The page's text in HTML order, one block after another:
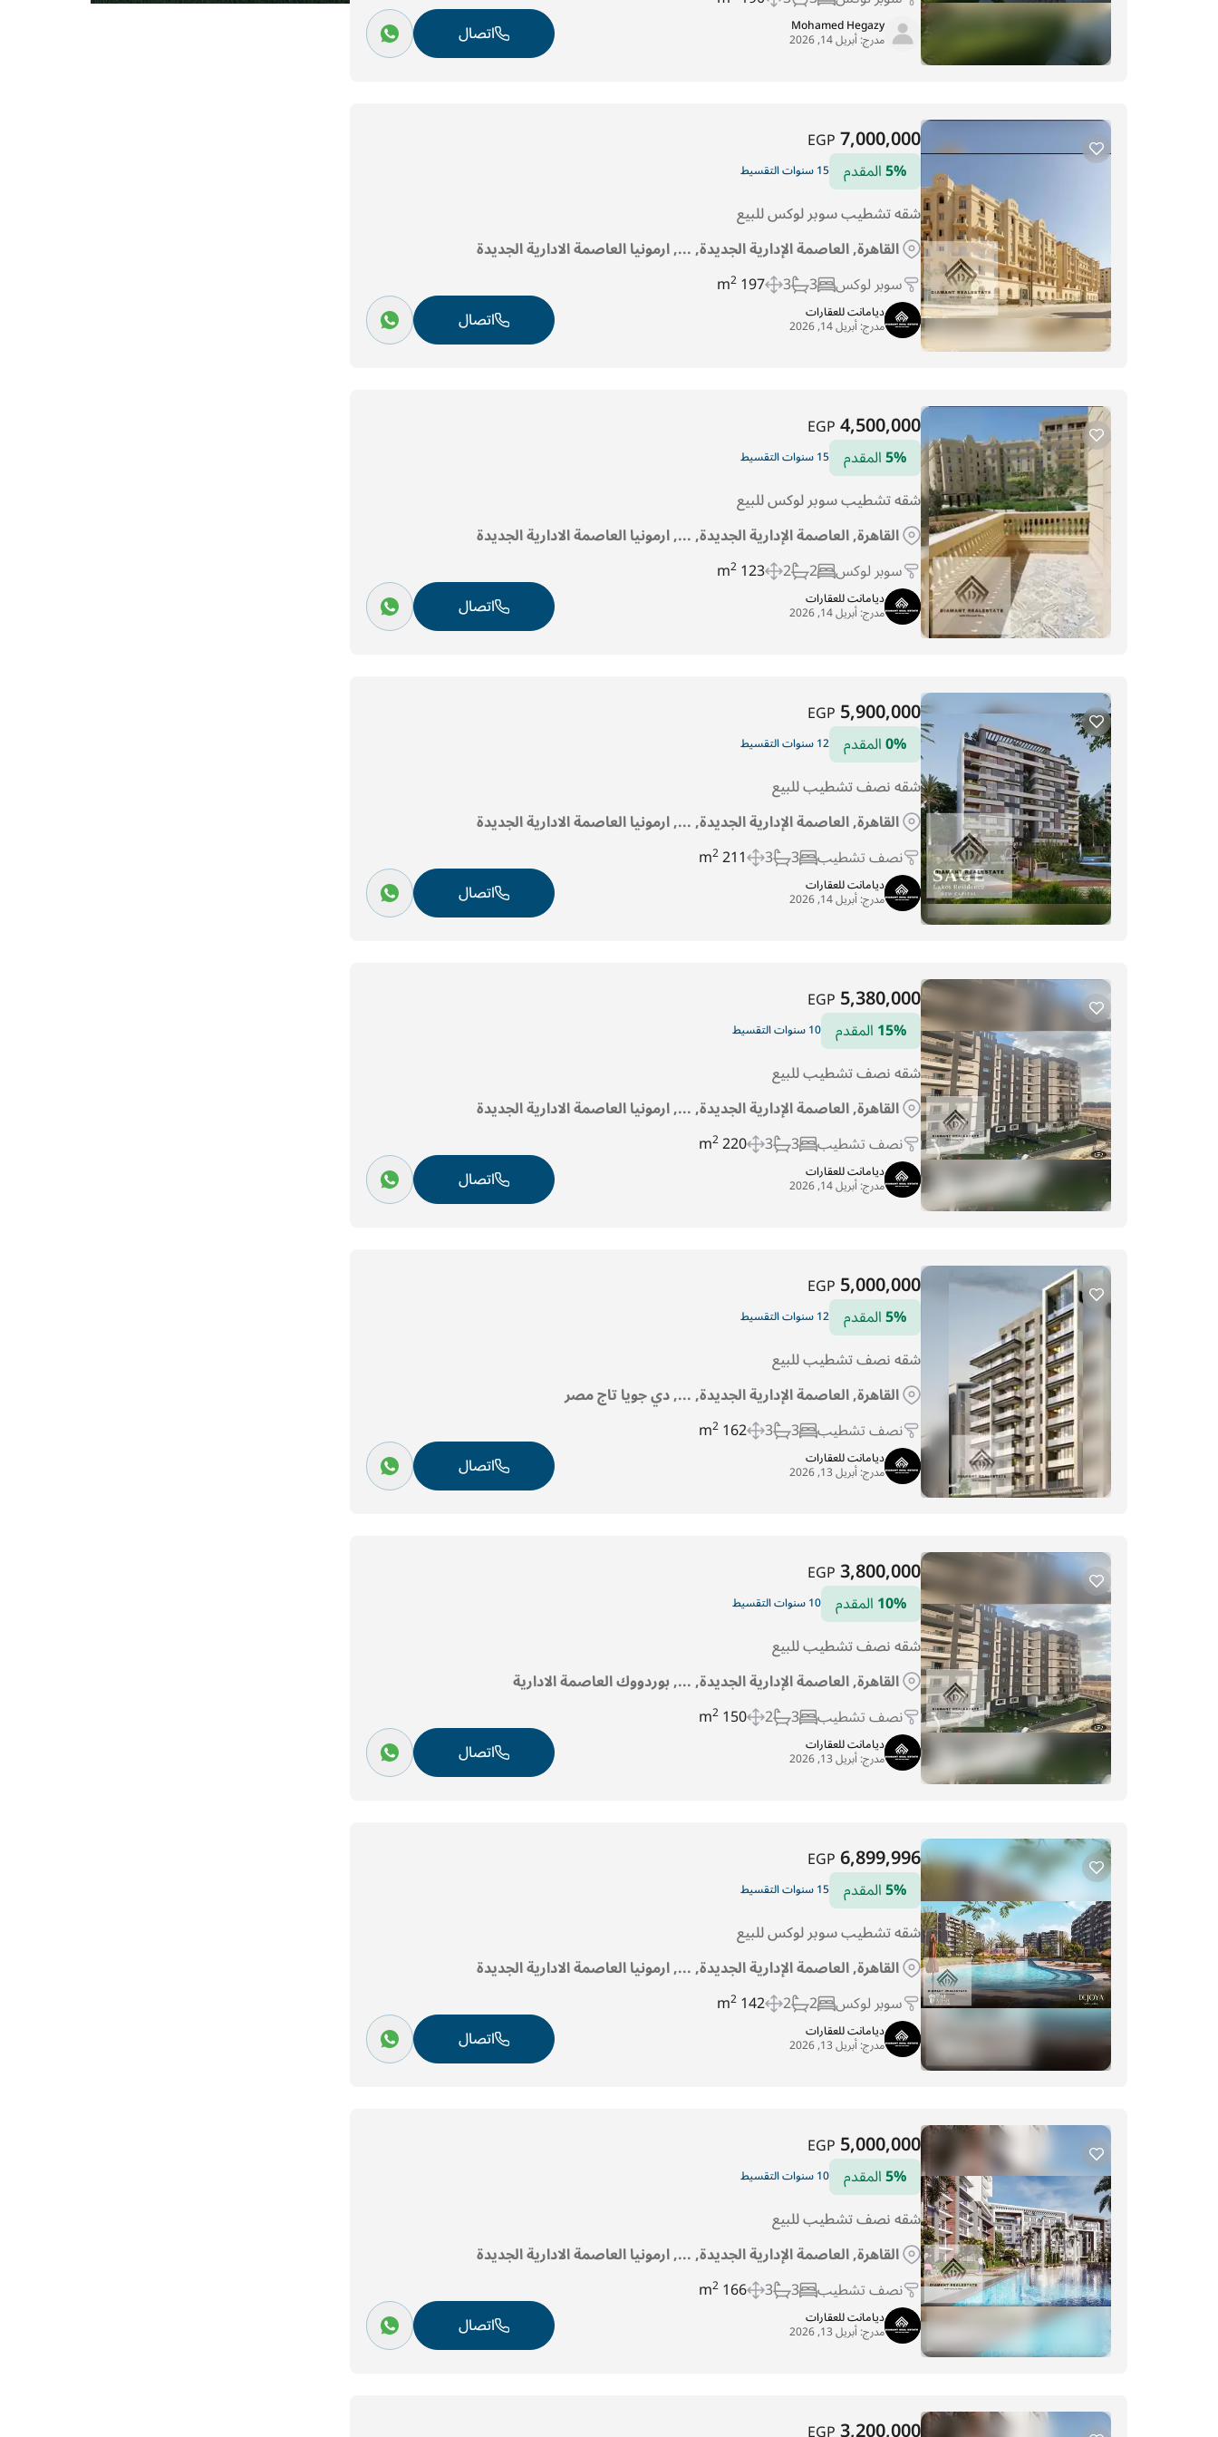
Mohamed Hegazy
مدرج:أبريل 14, 2026 اتصال
7,000,000
EGP
5%المقدم 15 سنوات التقسيط
شقه تشطيب سوبر لوكس للبيع
القاهرة, العاصمة الإدارية الجديدة, ..., ارمونيا العاصمة الادارية الجديدة
سوبر لوكس 3
3
197 m
2
ديامانت للعقارات
مدرج:أبريل 14, 2026 اتصال
4,500,000
EGP
5%المقدم 15 سنوات التقسيط
شقه تشطيب سوبر لوكس للبيع
القاهرة, العاصمة الإدارية الجديدة, ..., ارمونيا العاصمة الادارية الجديدة
سوبر لوكس 2
2
123 m
2
ديامانت للعقارات
مدرج:أبريل 14, 2026 اتصال
5,900,000
EGP
0%المقدم 12 سنوات التقسيط
شقه نصف تشطيب للبيع
القاهرة, العاصمة الإدارية الجديدة, ..., ارمونيا العاصمة الادارية الجديدة
نصف تشطيب 3
3
211 m
2
ديامانت للعقارات
مدرج:أبريل 14, 2026 اتصال
5,380,000
EGP
15%المقدم 10 سنوات التقسيط
شقه نصف تشطيب للبيع
القاهرة, العاصمة الإدارية الجديدة, ..., ارمونيا العاصمة الادارية الجديدة
نصف تشطيب 3
3
220 m
2
ديامانت للعقارات
مدرج:أبريل 14, 2026 اتصال
5,000,000
EGP
5%المقدم 12 سنوات التقسيط
شقه نصف تشطيب للبيع
القاهرة, العاصمة الإدارية الجديدة, ..., دي جويا تاج مصر
نصف تشطيب 3
3
162 m
2
ديامانت للعقارات
مدرج:أبريل 13, 2026 اتصال
3,800,000
EGP
10%المقدم 10 سنوات التقسيط
شقه نصف تشطيب للبيع
القاهرة, العاصمة الإدارية الجديدة, ..., بوردووك العاصمة الادارية
نصف تشطيب 3
2
150 m
2
ديامانت للعقارات
مدرج:أبريل 13, 2026 اتصال
6,899,996
EGP
5%المقدم 15 سنوات التقسيط
شقه تشطيب سوبر لوكس للبيع
القاهرة, العاصمة الإدارية الجديدة, ..., ارمونيا العاصمة الادارية الجديدة
سوبر لوكس 2
2
142 m
2
ديامانت للعقارات
مدرج:أبريل 13, 2026 اتصال
5,000,000
EGP
5%المقدم 10 سنوات التقسيط
شقه نصف تشطيب للبيع
القاهرة, العاصمة الإدارية الجديدة, ..., ارمونيا العاصمة الادارية الجديدة
نصف تشطيب 3
3
166 m
2
ديامانت للعقارات
مدرج:أبريل 13, 2026 اتصال